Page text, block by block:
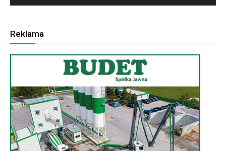
Reklama